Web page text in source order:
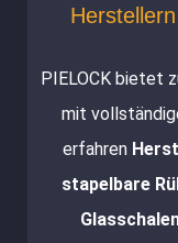
PIELOCK bietet
mit
erfahren
stapelbare